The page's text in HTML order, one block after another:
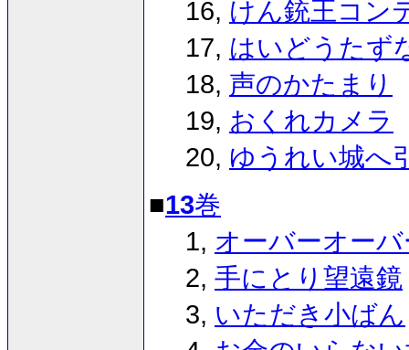
16, けん銃王コン
17, はいどうたず
18, 声のかたまり
19, おくれカメラ
20, ゆうれい城へ
■13巻
1, オーバーオー
2, 手にとり望遠鏡
3, いただき小ばん